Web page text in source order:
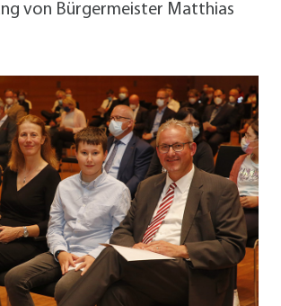
von Bürgermeister Matthias